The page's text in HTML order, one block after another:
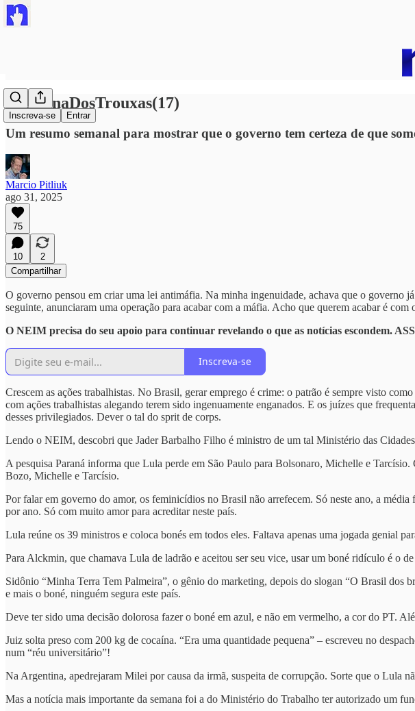
Inscreva-se Entrar
#SemanaDosTrouxas(17)
Um resumo semanal para mostrar que o governo tem certeza de que
Marcio Pitliuk
ago 31, 2025
75
10
2
Compartilhar
O governo pensou em criar uma lei antimáfia. Na minha ingenuidade, achava que o governo
seguinte, anunciaram uma operação para acabar com a máfia. Acho que querem acabar é com
O NEIM precisa do seu apoio para continuar revelando o que as notícias escondem.
Inscreva-se
Crescem as ações trabalhistas. No Brasil, gerar emprego é crime: o patrão é sempre visto
com ações trabalhistas alegando terem sido ingenuamente enganados. E os juízes que
desses privilegiados. Dever o tal do sprit de corps.
Lendo o NEIM, descobri que Jader Barbalho Filho é ministro de um tal Ministério das
A pesquisa Paraná informa que Lula perde em São Paulo para Bolsonaro, Michelle e
Bozo, Michelle e Tarcísio.
Por falar em governo do amor, os feminicídios no Brasil não arrefecem. Só neste ano, a
por ano. Só com muito amor para acreditar neste país.
Lula reúne os 39 ministros e coloca bonés em todos eles. Faltava apenas uma jogada genial
Para Alckmin, que chamava Lula de ladrão e aceitou ser seu vice, usar um boné ridículo é o
Sidônio “Minha Terra Tem Palmeira”, o gênio do marketing, depois do slogan “O Brasil dos
e mais o boné, ninguém segura este país.
Deve ter sido uma decisão dolorosa fazer o boné em azul, e não em vermelho, a cor do PT.
Juiz solta preso com 200 kg de cocaína. “Era uma quantidade pequena” – escreveu no
num “réu universitário”!
Na Argentina, apedrejaram Milei por causa da irmã, suspeita de corrupção. Sorte que o Lula
Mas a notícia mais importante da semana foi a do Ministério do Trabalho ter autorizado um